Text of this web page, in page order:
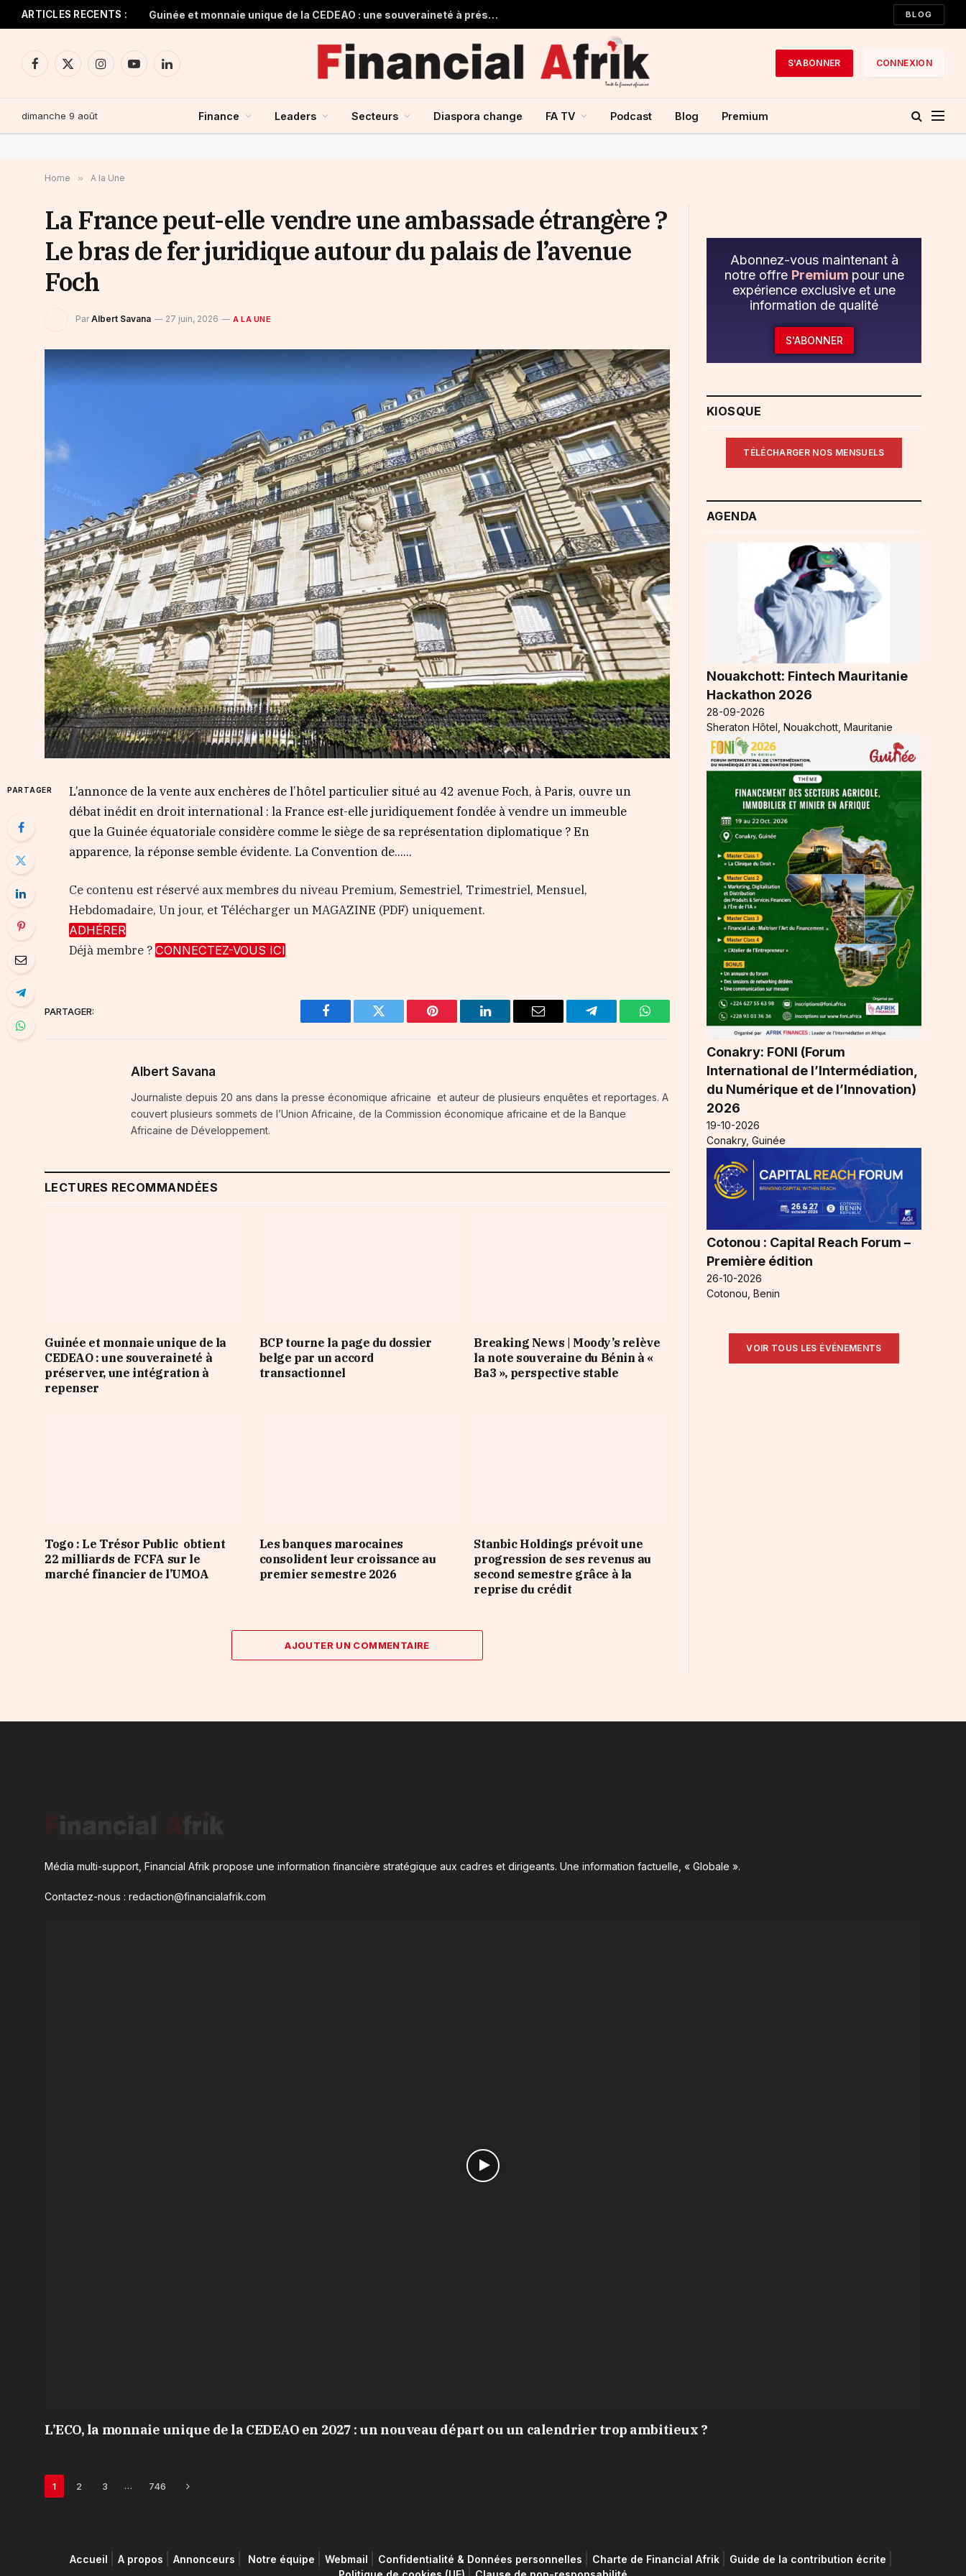
ARTICLES RECENTS : Guinée et monnaie unique de la CEDEAO : une souveraineté à préserver, une intégration à repenser BLOG
Facebook
X
InstagramYouTubeLinkedIn
S'ABONNER CONNEXION
dimanche 9 août Finance Leaders Secteurs Diaspora change FA TV Podcast Blog Premium
Home » A la Une
La France peut-elle vendre une ambassade étrangère ?
Le bras de fer juridique autour du palais de l’avenue
Foch
Par Albert Savana 27 juin, 2026 A LA UNE
PARTAGER
L’annonce de la vente aux enchères de l’hôtel particulier situé au 42 avenue Foch, à Paris, ouvre un
débat inédit en droit international : la France est-elle juridiquement fondée à vendre un immeuble
que la Guinée équatoriale considère comme le siège de sa représentation diplomatique ? En
apparence, la réponse semble évidente. La Convention de…...
Ce contenu est réservé aux membres du niveau Premium, Semestriel, Trimestriel, Mensuel,
Hebdomadaire, Un jour, et Télécharger un MAGAZINE (PDF) uniquement.
ADHÉRER
Déjà membre ?CONNECTEZ-VOUS ICI
PARTAGER:
Facebook Twitter Pinterest LinkedIn Email Telegram WhatsApp
Albert Savana
Journaliste depuis 20 ans dans la presse économique africaine et auteur de plusieurs enquêtes et reportages. A
couvert plusieurs sommets de l’Union Africaine, de la Commission économique africaine et de la Banque
Africaine de Développement.
LECTURES RECOMMANDÉES
Guinée et monnaie unique de la
CEDEAO : une souveraineté à
préserver, une intégration à
repenser
BCP tourne la page du dossier
belge par un accord
transactionnel
Breaking News | Moody’s relève
la note souveraine du Bénin à «
Ba3 », perspective stable
Togo : Le Trésor Public obtient
22 milliards de FCFA sur le
marché financier de l’UMOA
Les banques marocaines
consolident leur croissance au
premier semestre 2026
Stanbic Holdings prévoit une
progression de ses revenus au
second semestre grâce à la
reprise du crédit
AJOUTER UN COMMENTAIRE
Abonnez-vous maintenant à
notre offre Premium pour une
expérience exclusive et une
information de qualité
S'ABONNER
KIOSQUE
TÉLÉCHARGER NOS MENSUELS
AGENDA
Nouakchott: Fintech Mauritanie
Hackathon 2026
28-09-2026
Sheraton Hôtel, Nouakchott, Mauritanie
Conakry: FONI (Forum
International de l’Intermédiation,
du Numérique et de l’Innovation)
2026
19-10-2026
Conakry, Guinée
Cotonou : Capital Reach Forum –
Première édition
26-10-2026
Cotonou, Benin
VOIR TOUS LES ÉVÉNEMENTS
Média multi-support, Financial Afrik propose une information financière stratégique aux cadres et dirigeants. Une information factuelle, « Globale ».
Contactez-nous : redaction@financialafrik.com
L’ECO, la monnaie unique de la CEDEAO en 2027 : un nouveau départ ou un calendrier trop ambitieux ?
1 2 3 … 746 Next
Accueil A propos Annonceurs Notre équipe Webmail Confidentialité & Données personnelles Charte de Financial Afrik
Guide de la contribution écrite